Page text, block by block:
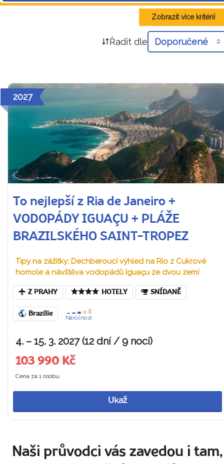
Zobrazit více kritérií
Řadit dle Doporučené
2027
To nejlepší z Ria de Janeiro +
VODOPÁDY IGUAÇU + PLÁŽE
BRAZILSKÉHO SAINT-TROPEZ
Tipy na zážitky: Dechberoucí výhled na Rio z Cukrové
homole a návštěva vodopádů Iguaçu ze dvou zemí
Z PRAHY HOTELY SNÍDANĚ
Brazílie
Náročnost
4. – 15. 3. 2027 (12 dní / 9 nocí)
103 990 Kč
Cena za 1 osobu
Ukaž
Naši průvodci vás zavedou i tam,